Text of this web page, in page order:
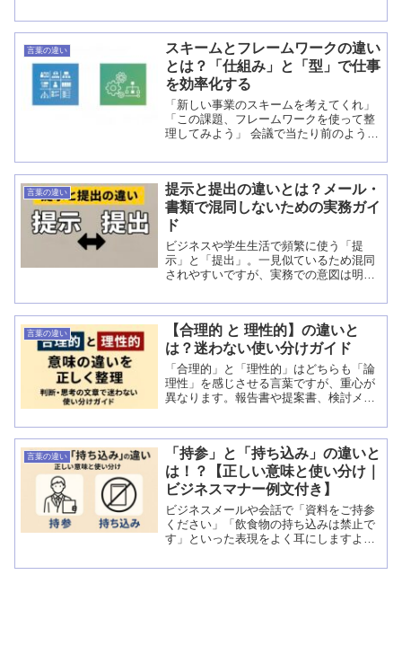
ん。 開業届は“出すだけ”の紙ですが、タ
イミングを間違えると数万円〜数十万円
単位の差が生ま...
言葉の違い
スキームとフレームワークの違い
とは？「仕組み」と「型」で仕事
を効率化する
「新しい事業のスキームを考えてくれ」
「この課題、フレームワークを使って整
理してみよう」 会議で当たり前のように
組み」のことかな？と思ってやり過ごし
ていませんか？ この2つの違いを正しく
使い...
言葉の違い
提示と提出の違いとは？メール・
書類で混同しないための実務ガイ
ド
ビジネスや学生生活で頻繁に使う「提
示」と「提出」。一見似ているため混同
されやすいですが、実務での意図は明確
共有）」を目的とし、提出は「渡す（納
品・提出義務の履行）」を目的としま
す。本記事では、違いの核...
言葉の違い
【合理的 と 理性的】の違いと
は？迷わない使い分けガイド
「合理的」と「理性的」はどちらも「論
理性」を感じさせる言葉ですが、重心が
異なります。報告書や提案書、検討メモ
ため、両者の違いを明確にしておくこと
は重要です。ここでは定義、例文、実務
での使い分け、判...
言葉の違い
「持参」と「持ち込み」の違いと
は！？【正しい意味と使い分け｜
ビジネスマナー例文付き】
ビジネスメールや会話で「資料をご持参
ください」「飲食物の持ち込みは禁止で
す」といった表現をよく耳にしますよ
使う場面が違います。誤用すると相手に